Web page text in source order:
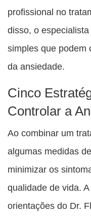
profissional no
disso, o
simples que podem
da ansiedade.
Cinco
Controlar a
Ao combinar um
algumas medidas
minimizar os
qualidade de vida.
orientações do Dr.